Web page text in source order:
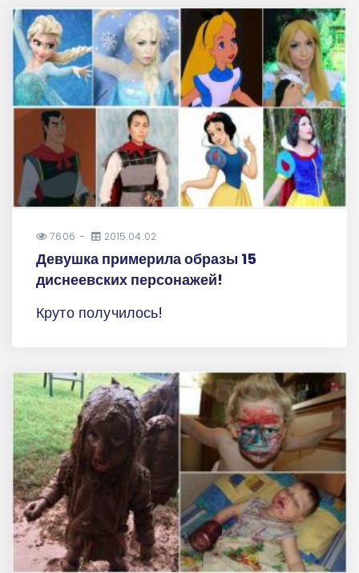
7606 2015.04.02
Девушка примерила образы 15
диснеевских персонажей!
Круто получилось!